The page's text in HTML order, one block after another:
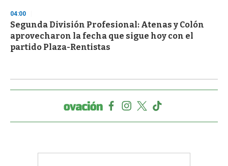
04:00
Segunda División Profesional: Atenas y Colón
aprovecharon la fecha que sigue hoy con el
partido Plaza-Rentistas